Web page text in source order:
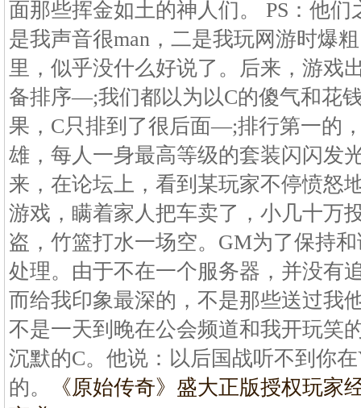
面那些挥金如土的神人们。 PS：他
是我声音很man，二是我玩网游时爆
里，似乎没什么好说了。后来，游戏
备排序—;我们都以为以C的傻气和花
果，C只排到了很后面—;排行第一的
雄，每人一身最高等级的套装闪闪发
来，在论坛上，看到某玩家不停愤怒
游戏，瞒着家人把车卖了，小几十万
盗，竹篮打水一场空。GM为了保持
处理。由于不在一个服务器，并没有
而给我印象最深的，不是那些送过我
不是一天到晚在公会频道和我开玩笑
沉默的C。他说：以后国战听不到你
的。
《原始传奇》盛大正版授权玩家